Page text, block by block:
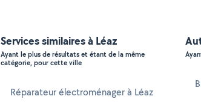
Services similaires à Léaz
Ayant le plus de résultats et étant de la même
catégorie, pour cette ville
Réparateur électroménager à Léaz